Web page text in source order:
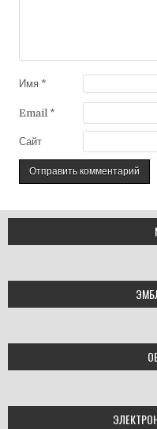
Имя *
Email *
Сайт